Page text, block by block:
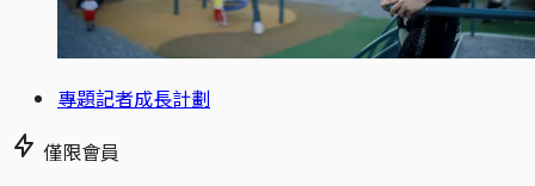
專題記者成長計劃
僅限會員